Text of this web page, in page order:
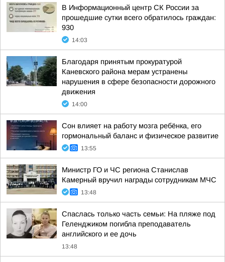
В Информационный центр СК России за
прошедшие сутки всего обратилось граждан:
930
14:03
Благодаря принятым прокуратурой
Каневского района мерам устранены
нарушения в сфере безопасности дорожного
движения
14:00
Сон влияет на работу мозга ребёнка, его
гормональный баланс и физическое развитие
13:55
Министр ГО и ЧС региона Станислав
Камерный вручил награды сотрудникам МЧС
13:48
Спаслась только часть семьи: На пляже под
Геленджиком погибла преподаватель
английского и ее дочь
13:48